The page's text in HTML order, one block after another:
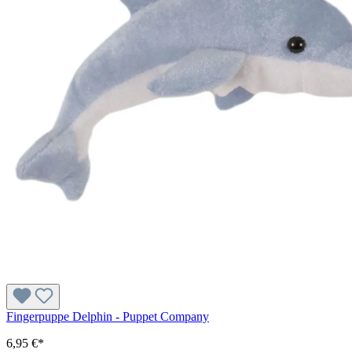
Fingerpuppe Delphin - Puppet Company
6,95 €*